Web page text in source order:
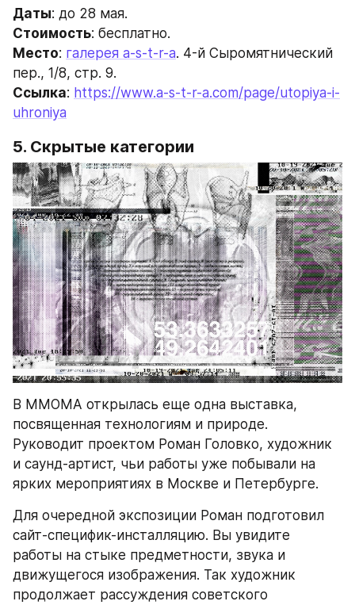
Даты: до 28 мая.
Стоимость: бесплатно.
Место: галерея a-s-t-r-a. 4-й Сыромятнический
пер., 1/8, стр. 9.
Ссылка: https://www.a-s-t-r-a.com/page/utopiya-i-
uhroniya
5. Скрытые категории
В ММОМА открылась еще одна выставка,
посвященная технологиям и природе.
Руководит проектом Роман Головко, художник
и саунд-артист, чьи работы уже побывали на
ярких мероприятиях в Москве и Петербурге.
Для очередной экспозиции Роман подготовил
сайт-специфик-инсталляцию. Вы увидите
работы на стыке предметности, звука и
движущегося изображения. Так художник
продолжает рассуждения советского